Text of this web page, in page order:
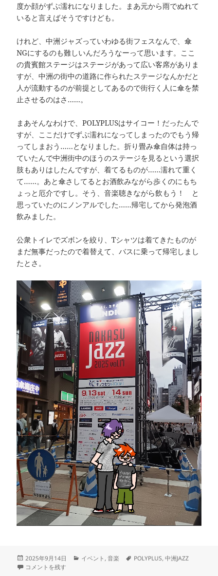
度か顔がずぶ濡れになりました。まあ元から雨でぬれて
いると言えばそうですけども。
けれど、中洲ジャズっていわゆる街フェスなんで、傘
NGにするのも難しいんだろうなーって思います。ここ
の貴賓館ステージはステージがあって広い客席がありま
すが、中洲の街中の道路に作られたステージなんかだと
人が流動するのが前提としてあるので街行く人に傘を禁
止させるのはさ……。
まあそんなわけで、POLYPLUSはサイコー！だったんで
すが、ここだけでずぶ濡れになってしまったのでもう帰
ってしまおう……となりました。折り畳み傘自体は持っ
ていたんで中洲街中のほうのステージを見るという選択
肢もありはしたんですが、着てるものが……濡れて重く
て……。あと傘さしてるとお酒飲みながら歩くのにもち
ょっと厄介ですし。そう、音楽聴きながら飲もう！ と
思っていたのにノンアルでした……帰宅してから発泡酒
飲みました。
公衆トイレでズボンを絞り、Tシャツは着てきたものが
まだ無事だったので着替えて、バスに乗って帰宅しまし
たとさ。
投
稿
2025年9月14日
カ
イベント ,音楽
タ
POLYPLUS,中洲JAZZ
中洲JAZZにPOLYPLUSを観に行ってずぶ濡れになった話 に
コメントを残す